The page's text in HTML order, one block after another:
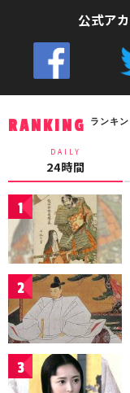
公式ア
RANKING ランキ
DAILY
24時間
1
2
3